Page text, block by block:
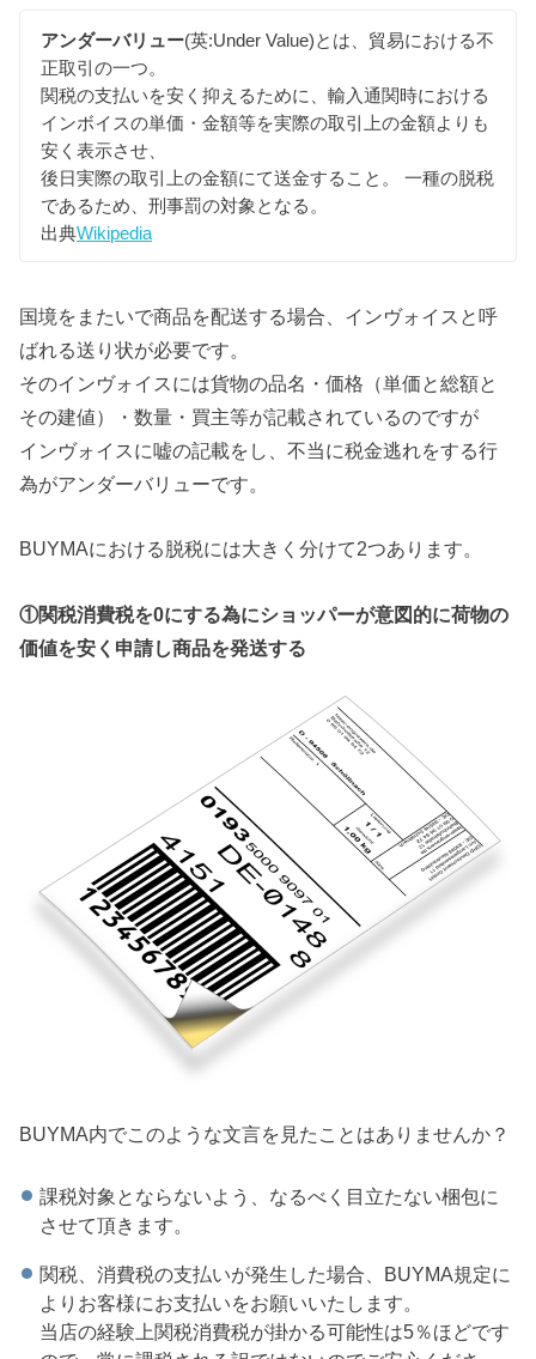
アンダーバリュー(英:Under Value)とは、貿易における不
正取引の一つ。
関税の支払いを安く抑えるために、輸入通関時における
インボイスの単価・金額等を実際の取引上の金額よりも
安く表示させ、
後日実際の取引上の金額にて送金すること。 一種の脱税
であるため、刑事罰の対象となる。
出典Wikipedia
国境をまたいで商品を配送する場合、インヴォイスと呼
ばれる送り状が必要です。
そのインヴォイスには貨物の品名・価格（単価と総額と
その建値）・数量・買主等が記載されているのですが
インヴォイスに嘘の記載をし、不当に税金逃れをする行
為がアンダーバリューです。
BUYMAにおける脱税には大きく分けて2つあります。
①関税消費税を0にする為にショッパーが意図的に荷物の
価値を安く申請し商品を発送する
BUYMA内でこのような文言を見たことはありませんか？
課税対象とならないよう、なるべく目立たない梱包に
させて頂きます。
関税、消費税の支払いが発生した場合、BUYMA規定に
よりお客様にお支払いをお願いいたします。
当店の経験上関税消費税が掛かる可能性は5％ほどです